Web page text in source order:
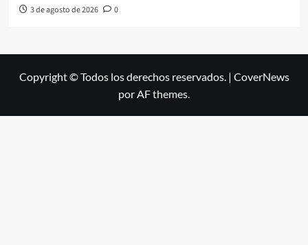
3 de agosto de 2026 0
Copyright © Todos los derechos reservados. | CoverNews
por AF themes.